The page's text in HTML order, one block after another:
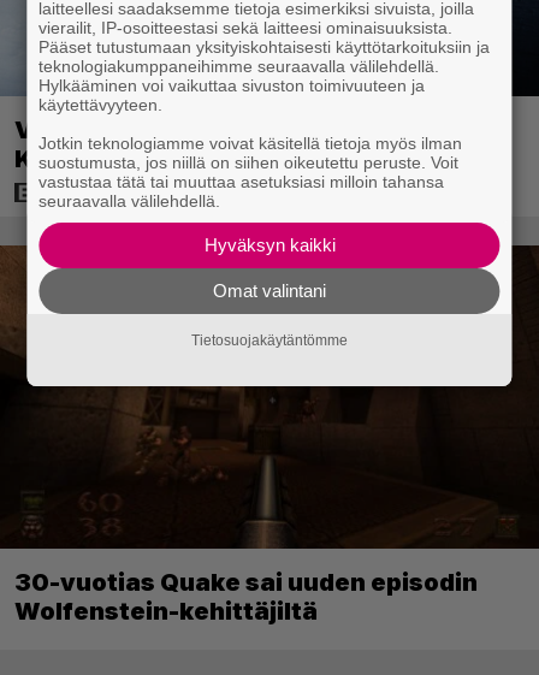
Vanhasta X-Files-leffasta julkaistaan
K18-versio – katso traileri
30-vuotias Quake sai uuden episodin
Wolfenstein-kehittäjiltä
laitteellesi saadaksemme tietoja esimerkiksi sivuista, joilla
vierailit, IP-osoitteestasi sekä laitteesi ominaisuuksista.
Pääset tutustumaan yksityiskohtaisesti käyttötarkoituksiin ja
teknologiakumppaneihimme seuraavalla välilehdellä.
Hylkääminen voi vaikuttaa sivuston toimivuuteen ja
käytettävyyteen.
Jotkin teknologiamme voivat käsitellä tietoja myös ilman
suostumusta, jos niillä on siihen oikeutettu peruste. Voit
vastustaa tätä tai muuttaa asetuksiasi milloin tahansa
seuraavalla välilehdellä.
Hyväksyn kaikki
Omat valintani
Tietosuojakäytäntömme